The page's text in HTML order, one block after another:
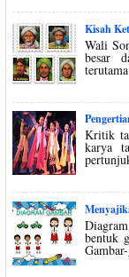
Kisah
Wali
besar
Kritik
karya
bentuk